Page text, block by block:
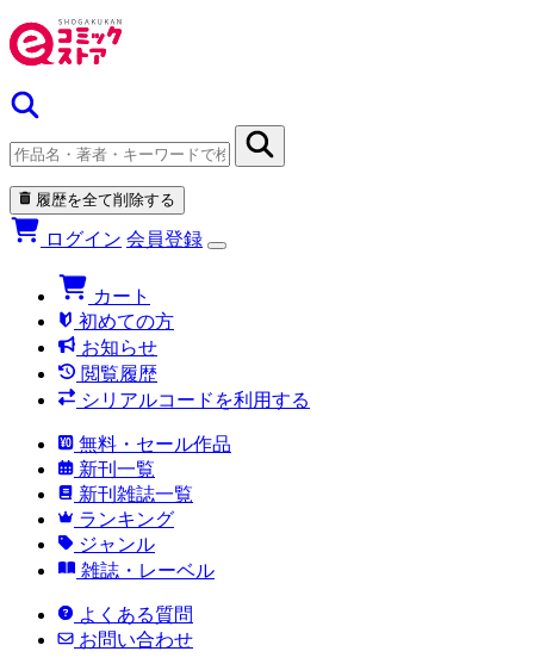
履歴を全て削除する
ログイン 会員登録
カート
初めての方
お知らせ
閲覧履歴
シリアルコードを利用する
無料・セール作品
新刊一覧
新刊雑誌一覧
ランキング
ジャンル
雑誌・レーベル
よくある質問
お問い合わせ